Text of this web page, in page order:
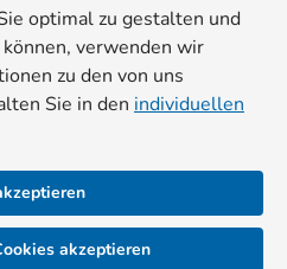
optimal zu gestalten und
verwenden wir
zu den von uns
Sie in den individuellen
akzeptieren